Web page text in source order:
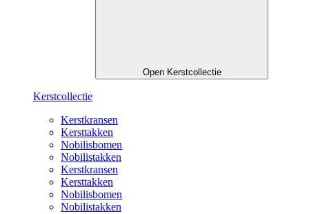
Open Kerstcollectie
Kerstcollectie
Kerstkransen
Kersttakken
Nobilisbomen
Nobilistakken
Kerstkransen
Kersttakken
Nobilisbomen
Nobilistakken